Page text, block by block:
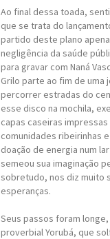
Ao final dessa toada,
que se trata do
partido deste plano
negligência da saúde
para gravar com Naná
Grilo parte ao fim de uma
percorrer estradas do
esse disco na mochila,
capas caseiras
comunidades ribeirinhas
doação de energia num
semeou sua imaginação
sobretudo, nos diz muito
esperanças.
Seus passos foram
proverbial Yorubá, que